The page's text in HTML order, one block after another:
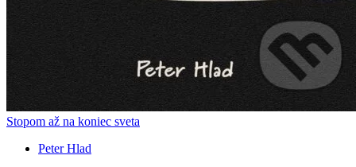
Stopom až na koniec sveta
Peter Hlad